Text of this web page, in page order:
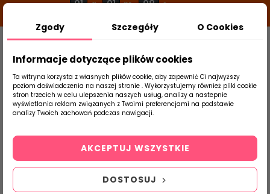
01 g 01 m 07 s
Szukaj
produktu
Strona Główna Salon / Taras Paradyż
Zgody Szczegóły O Cookies
Informacje dotyczące plików cookies
Ta witryna korzysta z własnych plików cookie, aby zapewnić Ci najwyższy
poziom doświadczenia na naszej stronie . Wykorzystujemy również pliki cookie
stron trzecich w celu ulepszenia naszych usług, analizy a nastepnie
wyświetlania reklam związanych z Twoimi preferencjami na podstawie
analizy Twoich zachowań podczas nawigacji.
DOSTOSUJ
AKCEPTUJ WSZYSTKIE